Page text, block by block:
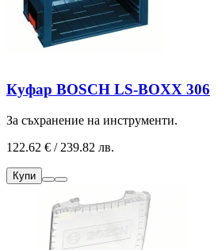
Куфар BOSCH LS-BOXX 306
За съхранение на инструменти.
122.62 € / 239.82 лв.
Купи